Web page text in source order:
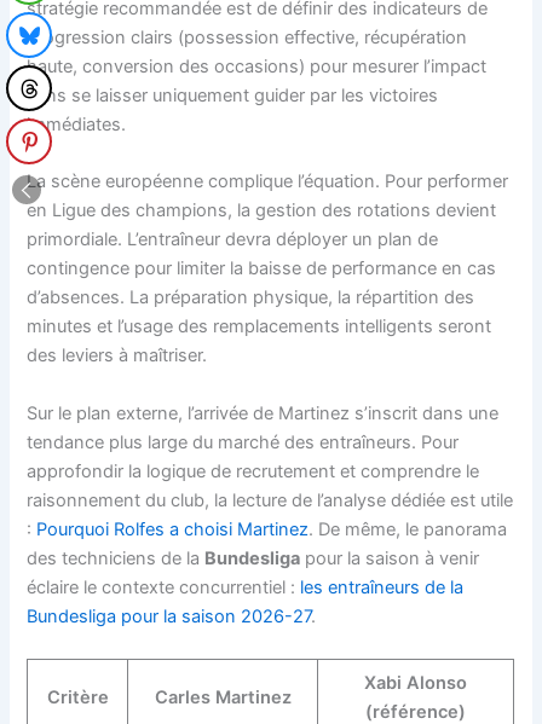
stratégie recommandée est de définir des indicateurs de
progression clairs (possession effective, récupération
haute, conversion des occasions) pour mesurer l’impact
sans se laisser uniquement guider par les victoires
immédiates.
La scène européenne complique l’équation. Pour performer
en Ligue des champions, la gestion des rotations devient
primordiale. L’entraîneur devra déployer un plan de
contingence pour limiter la baisse de performance en cas
d’absences. La préparation physique, la répartition des
minutes et l’usage des remplacements intelligents seront
des leviers à maîtriser.
Sur le plan externe, l’arrivée de Martinez s’inscrit dans une
tendance plus large du marché des entraîneurs. Pour
approfondir la logique de recrutement et comprendre le
raisonnement du club, la lecture de l’analyse dédiée est utile
: Pourquoi Rolfes a choisi Martinez. De même, le panorama
des techniciens de la Bundesliga pour la saison à venir
éclaire le contexte concurrentiel : les entraîneurs de la
Bundesliga pour la saison 2026-27.
Critère Carles Martinez
Xabi Alonso
(référence)